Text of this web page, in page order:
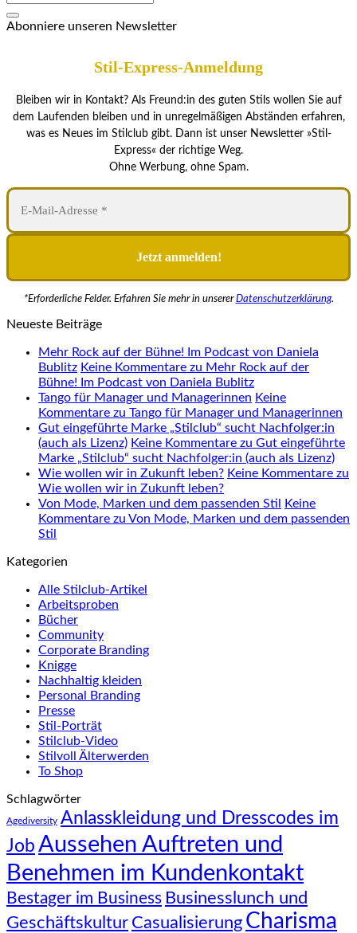
Abonniere unseren Newsletter
Stil-Express-Anmeldung
Bleiben wir in Kontakt? Als Freund:in des guten Stils wollen Sie auf
dem Laufenden bleiben und in unregelmäßigen Abständen erfahren,
was es Neues im Stilclub gibt. Dann ist unser Newsletter »Stil-
Express« der richtige Weg.
Ohne Werbung, ohne Spam.
*Erforderliche Felder. Erfahren Sie mehr in unsererDatenschutzerklärung.
Neueste Beiträge
Mehr Rock auf der Bühne! Im Podcast von Daniela
Bublitz Keine Kommentare zu Mehr Rock auf der
Bühne! Im Podcast von Daniela Bublitz
Tango für Manager und Managerinnen Keine
Kommentare zu Tango für Manager und Managerinnen
Gut eingeführte Marke „Stilclub“ sucht Nachfolger:in
(auch als Lizenz) Keine Kommentare zu Gut eingeführte
Marke „Stilclub“ sucht Nachfolger:in (auch als Lizenz)
Wie wollen wir in Zukunft leben? Keine Kommentare zu
Wie wollen wir in Zukunft leben?
Von Mode, Marken und dem passenden Stil
Keine
Kommentare zu Von Mode, Marken und dem passenden
Stil
Kategorien
Alle Stilclub-Artikel
Arbeitsproben
Bücher
Community
Corporate Branding
Knigge
Nachhaltig kleiden
Personal Branding
Presse
Stil-Porträt
Stilclub-Video
Stilvoll Älterwerden
To Shop
Schlagwörter
Agediversity Anlasskleidung und Dresscodes im
Job Aussehen Auftreten und
Benehmen im Kundenkontakt
Bestager im Business Businesslunch und
Geschäftskultur Casualisierung Charisma